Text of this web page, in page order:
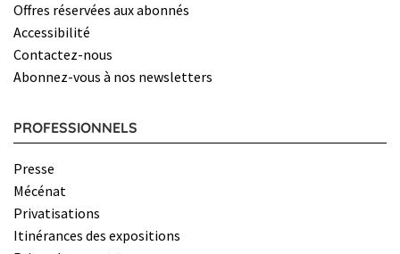
Offres réservées aux abonnés
Accessibilité
Contactez-nous
Abonnez-vous à nos newsletters
PROFESSIONNELS
Presse
Mécénat
Privatisations
Itinérances des expositions